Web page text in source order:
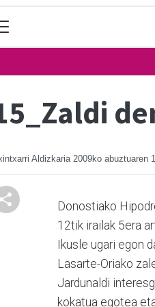
Aldizkaria 2009ko abuztuaren
Donostiako
12tik irailak 5era
Ikusle ugari egon
Lasarte-Oriako
Jardunaldi
kokatua egotea